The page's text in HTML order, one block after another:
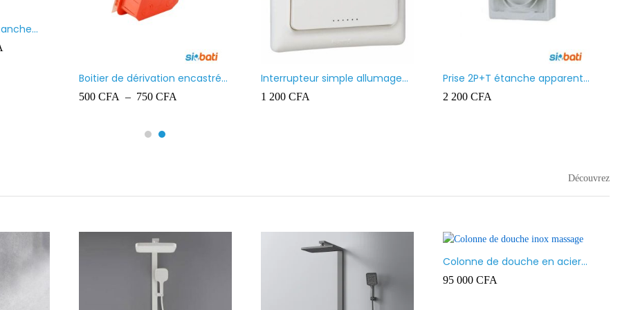
Paquet de chevilles en
plastique Ingelec – 8
700CFA
Projecteur led
10 000CFA
Découvrez